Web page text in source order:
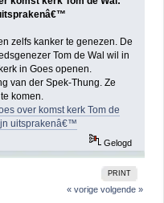
zelfs kanker te genezen. De
Tom de Wal wil in
in Goes openen.
van der Spek-Thung. Ze
komen.
over komst kerk Tom de
uitsprakenâ€™
Gelogd
PRINT
« vorige volgende »